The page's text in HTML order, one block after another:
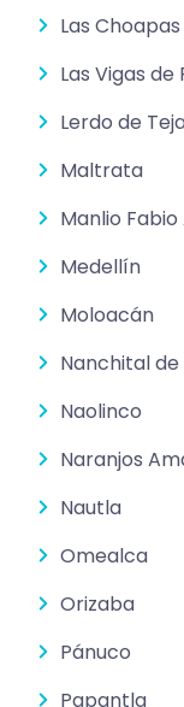
Las Choapas
Las Vigas de
Lerdo de
Maltrata
Manlio
Medellín
Moloacán
Nanchital de
Naolinco
Naranjos
Nautla
Omealca
Orizaba
Pánuco
Papantla